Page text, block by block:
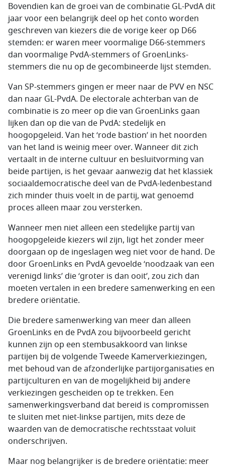
Bovendien kan de groei van de combinatie GL-PvdA dit
jaar voor een belangrijk deel op het conto worden
geschreven van kiezers die de vorige keer op D66
stemden: er waren meer voormalige D66-stemmers
dan voormalige PvdA-stemmers of GroenLinks-
stemmers die nu op de gecombineerde lijst stemden.
Van SP-stemmers gingen er meer naar de PVV en NSC
dan naar GL-PvdA. De electorale achterban van de
combinatie is zo meer op die van GroenLinks gaan
lijken dan op die van de PvdA: stedelijk en
hoogopgeleid. Van het ‘rode bastion’ in het noorden
van het land is weinig meer over. Wanneer dit zich
vertaalt in de interne cultuur en besluitvorming van
beide partijen, is het gevaar aanwezig dat het klassiek
sociaaldemocratische deel van de PvdA-ledenbestand
zich minder thuis voelt in de partij, wat genoemd
proces alleen maar zou versterken.
Wanneer men niet alleen een stedelijke partij van
hoogopgeleide kiezers wil zijn, ligt het zonder meer
doorgaan op de ingeslagen weg niet voor de hand. De
door GroenLinks en PvdA gevoelde ‘noodzaak van een
verenigd links’ die ‘groter is dan ooit’, zou zich dan
moeten vertalen in een bredere samenwerking en een
bredere oriëntatie.
Die bredere samenwerking van meer dan alleen
GroenLinks en de PvdA zou bijvoorbeeld gericht
kunnen zijn op een stembusakkoord van linkse
partijen bij de volgende Tweede Kamerverkiezingen,
met behoud van de afzonderlijke partijorganisaties en
partijculturen en van de mogelijkheid bij andere
verkiezingen gescheiden op te trekken. Een
samenwerkingsverband dat bereid is compromissen
te sluiten met niet-linkse partijen, mits deze de
waarden van de democratische rechtsstaat voluit
onderschrijven.
Maar nog belangrijker is de bredere oriëntatie: meer